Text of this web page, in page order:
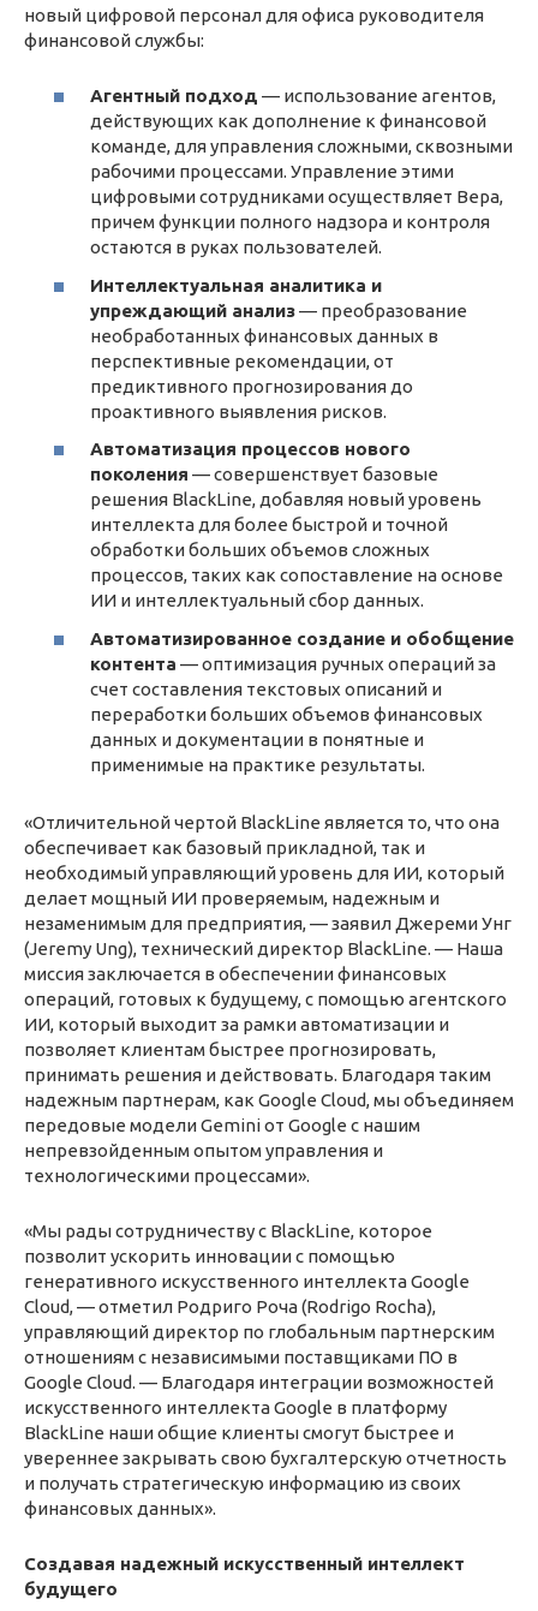
новый цифровой персонал для офиса руководителя
финансовой службы:
Агентный подход — использование агентов,
действующих как дополнение к финансовой
команде, для управления сложными, сквозными
рабочими процессами. Управление этими
цифровыми сотрудниками осуществляет Вера,
причем функции полного надзора и контроля
остаются в руках пользователей.
Интеллектуальная аналитика и
упреждающий анализ— преобразование
необработанных финансовых данных в
перспективные рекомендации, от
предиктивного прогнозирования до
проактивного выявления рисков.
Автоматизация процессов нового
поколения — совершенствует базовые
решения BlackLine, добавляя новый уровень
интеллекта для более быстрой и точной
обработки больших объемов сложных
процессов, таких как сопоставление на основе
ИИ и интеллектуальный сбор данных.
Автоматизированное создание и обобщение
контента — оптимизация ручных операций за
счет составления текстовых описаний и
переработки больших объемов финансовых
данных и документации в понятные и
применимые на практике результаты.
«Отличительной чертой BlackLine является то, что она
обеспечивает как базовый прикладной, так и
необходимый управляющий уровень для ИИ, который
делает мощный ИИ проверяемым, надежным и
незаменимым для предприятия, — заявил Джереми Унг
(Jeremy Ung), технический директор BlackLine. — Наша
миссия заключается в обеспечении финансовых
операций, готовых к будущему, с помощью агентского
ИИ, который выходит за рамки автоматизации и
позволяет клиентам быстрее прогнозировать,
принимать решения и действовать. Благодаря таким
надежным партнерам, как Google Cloud, мы объединяем
передовые модели Gemini от Google с нашим
непревзойденным опытом управления и
технологическими процессами».
«Мы рады сотрудничеству с BlackLine, которое
позволит ускорить инновации с помощью
генеративного искусственного интеллекта Google
Cloud, — отметил Родриго Роча (Rodrigo Rocha),
управляющий директор по глобальным партнерским
отношениям с независимыми поставщиками ПО в
Google Cloud. — Благодаря интеграции возможностей
искусственного интеллекта Google в платформу
BlackLine наши общие клиенты смогут быстрее и
увереннее закрывать свою бухгалтерскую отчетность
и получать стратегическую информацию из своих
финансовых данных».
Создавая надежный искусственный интеллект
будущего